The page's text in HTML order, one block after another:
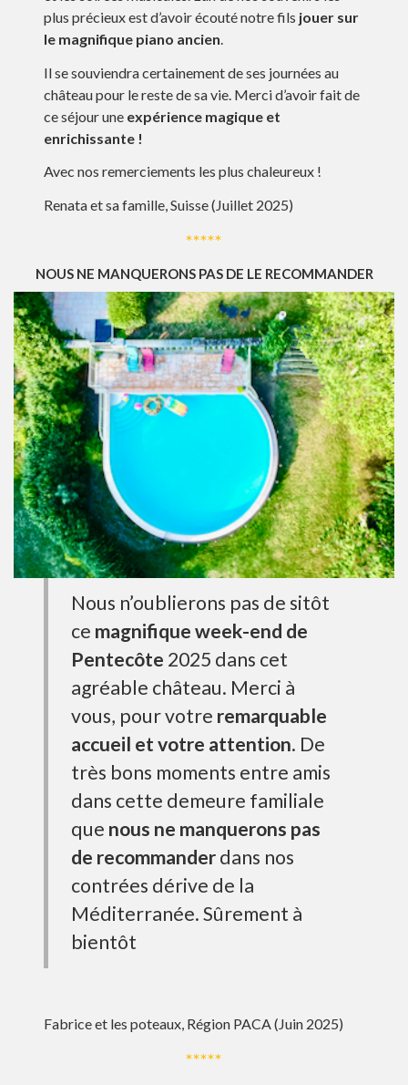
plus précieux est d’avoir écouté notre fils jouer sur
le magnifique piano ancien.
Il se souviendra certainement de ses journées au
château pour le reste de sa vie. Merci d’avoir fait de
ce séjour une expérience magique et
enrichissante !
Avec nos remerciements les plus chaleureux !
Renata et sa famille, Suisse (Juillet 2025)
*****
NOUS NE MANQUERONS PAS DE LE RECOMMANDER
Nous n’oublierons pas de sitôt
ce magnifique week-end de
Pentecôte 2025 dans cet
agréable château. Merci à
vous, pour votre remarquable
accueil et votre attention. De
très bons moments entre amis
dans cette demeure familiale
que nous ne manquerons pas
de recommanderdans nos
contrées dérive de la
Méditerranée. Sûrement à
bientôt
Fabrice et les poteaux, Région PACA (Juin 2025)
*****